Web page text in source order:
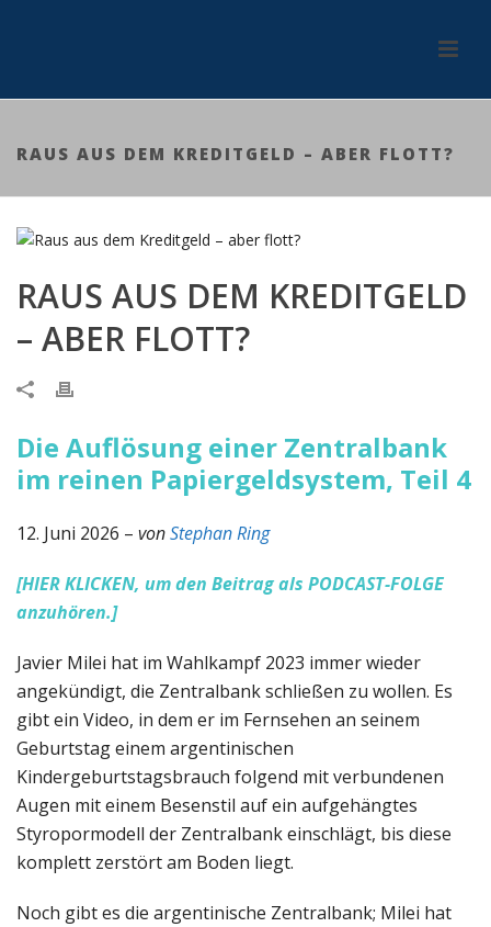
RAUS AUS DEM KREDITGELD – ABER FLOTT?
RAUS AUS DEM KREDITGELD
– ABER FLOTT?
Die Auflösung einer Zentralbank
im reinen Papiergeldsystem, Teil 4
12. Juni 2026 – vonStephan Ring
[HIER KLICKEN, um den Beitrag als PODCAST-FOLGE
anzuhören.]
Javier Milei hat im Wahlkampf 2023 immer wieder
angekündigt, die Zentralbank schließen zu wollen. Es
gibt ein Video, in dem er im Fernsehen an seinem
Geburtstag einem argentinischen
Kindergeburtstagsbrauch folgend mit verbundenen
Augen mit einem Besenstil auf ein aufgehängtes
Styropormodell der Zentralbank einschlägt, bis diese
komplett zerstört am Boden liegt.
Noch gibt es die argentinische Zentralbank; Milei hat